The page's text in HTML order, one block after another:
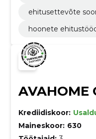
ehitusettevõte
hoonete
AVAHOME
Krediidiskoor:
Maineskoor: 630